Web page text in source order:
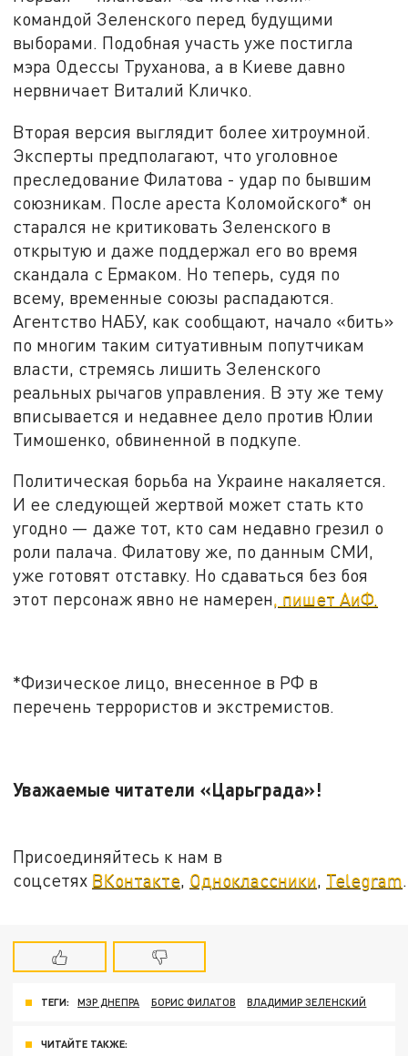
командой Зеленского перед будущими
выборами. Подобная участь уже постигла
мэра Одессы Труханова, а в Киеве давно
нервничает Виталий Кличко.
Вторая версия выглядит более хитроумной.
Эксперты предполагают, что уголовное
преследование Филатова - удар по бывшим
союзникам. После ареста Коломойского* он
старался не критиковать Зеленского в
открытую и даже поддержал его во время
скандала с Ермаком. Но теперь, судя по
всему, временные союзы распадаются.
Агентство НАБУ, как сообщают, начало «бить»
по многим таким ситуативным попутчикам
власти, стремясь лишить Зеленского
реальных рычагов управления. В эту же тему
вписывается и недавнее дело против Юлии
Тимошенко, обвиненной в подкупе.
Политическая борьба на Украине накаляется.
И ее следующей жертвой может стать кто
угодно — даже тот, кто сам недавно грезил о
роли палача. Филатову же, по данным СМИ,
уже готовят отставку. Но сдаваться без боя
этот персонаж явно не намерен, пишет АиФ.
*Физическое лицо, внесенное в РФ в
перечень террористов и экстремистов.
Уважаемые читатели «Царьграда»!
Присоединяйтесь к нам в
соцсетях ВКонтакте, Одноклассники, Telegram.
ТЕГИ: МЭР ДНЕПРА БОРИС ФИЛАТОВ ВЛАДИМИР ЗЕЛЕНСКИЙ
ЧИТАЙТЕ ТАКЖЕ: